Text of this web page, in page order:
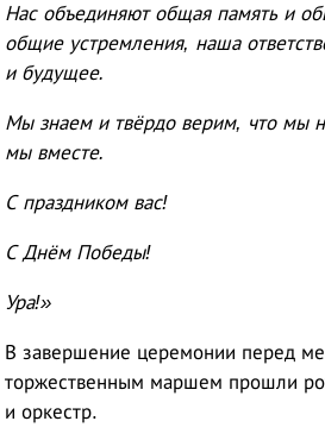
Нас объединяют общая память и
общие устремления, наша
и будущее.
Мы знаем и твёрдо верим, что мы
мы вместе.
С праздником вас!
С Днём Победы!
Ура!»
В завершение церемонии перед
торжественным маршем прошли
и оркестр.